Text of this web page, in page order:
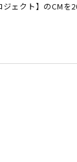
ェクト】のCMを